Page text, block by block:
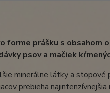
forme prášku s obsahom
psov a mačiek
minerálne látky a stopové
prebieha najintenzívnejšia